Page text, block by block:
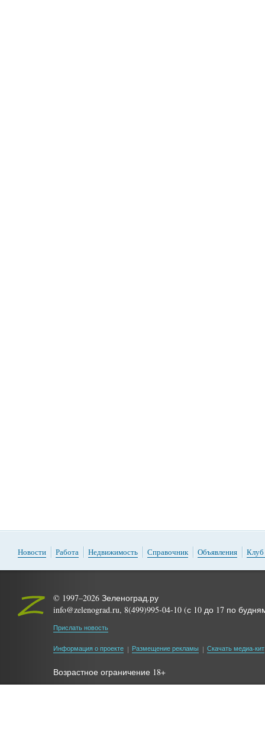
Новости Работа Недвижимость Справочник Объявления Клуб
© 1997–2026 Зеленоград.ру
info@zelenograd.ru, 8(499)995-04-10 (с 10 до 17 по
Прислать новость
Информация о проекте Размещение рекламы Скачать медиа-кит
Возрастное ограничение 18+